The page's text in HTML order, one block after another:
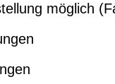
möglich